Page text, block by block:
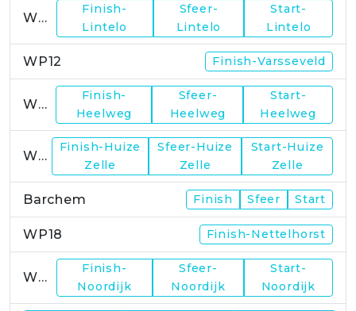
WP11
Finish-
Lintelo
Sfeer-
Lintelo
Start-
Lintelo
WP12 Finish-Varsseveld
WP13
Finish-
Heelweg
Sfeer-
Heelweg
Start-
Heelweg
WP15
Finish-Huize
Zelle
Sfeer-Huize
Zelle
Start-Huize
Zelle
Barchem Finish Sfeer Start
WP18 Finish-Nettelhorst
WP19
Finish-
Noordijk
Sfeer-
Noordijk
Start-
Noordijk